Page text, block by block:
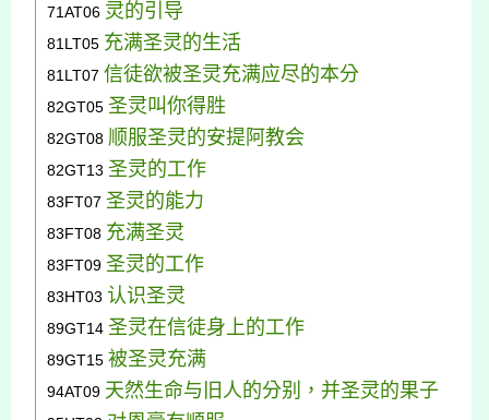
71AT06 灵的引导
81LT05 充满圣灵的生活
81LT07 信徒欲被圣灵充满应尽的本分
82GT05 圣灵叫你得胜
82GT08 顺服圣灵的安提阿教会
82GT13 圣灵的工作
83FT07 圣灵的能力
83FT08 充满圣灵
83FT09 圣灵的工作
83HT03 认识圣灵
89GT14 圣灵在信徒身上的工作
89GT15 被圣灵充满
94AT09 天然生命与旧人的分别，并圣灵的果子